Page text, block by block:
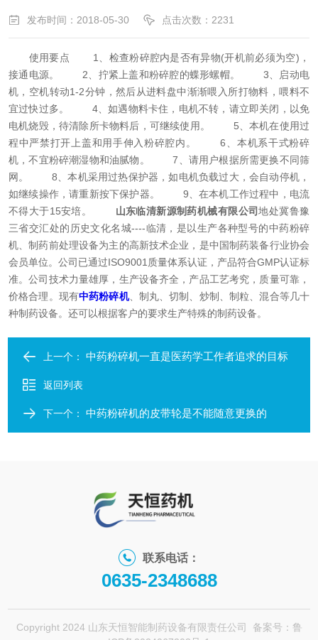
发布时间：2018-05-30 点击次数：2231
使用要点 1、检查粉碎腔内是否有异物(开机前必须为空)，
接通电源。
2、拧紧上盖和粉碎腔的蝶形螺帽。
3、启动电
机，空机转动1-2分钟，然后从进料盘中渐渐喂入所打物料，喂料不
宜过快过多。
4、如遇物料卡住，电机不转，请立即关闭，以免
电机烧毁，待清除所卡物料后，可继续使用。
5、本机在使用过
程中严禁打开上盖和用手伸入粉碎腔内。
6、本机系干式粉碎
机，不宜粉碎潮湿物和油腻物。
7、请用户根据所需更换不同筛
网。
8、本机采用过热保护器，如电机负载过大，会自动停机，
如继续操作，请重新按下保护器。
9、在本机工作过程中，电流
不得大于15安培。
山东临清新源制药机械有限公司地处冀鲁豫
三省交汇处的历史文化名城----临清，是以生产各种型号的中药粉碎
机、制药前处理设备为主的高新技术企业，是中国制药装备行业协会
会员单位。公司已通过ISO9001质量体系认证，产品符合GMP认证标
准。公司技术力量雄厚，生产设备齐全，产品工艺考究，质量可靠，
价格合理。现有中药粉碎机、制丸、切制、炒制、制粒、混合等几十
种制药设备。还可以根据客户的要求生产特殊的制药设备。
上一个：中药粉碎机一直是医药学工作者追求的目标
返回列表
下一个：中药粉碎机的皮带轮是不能随意更换的
联系电话：
0635-2348688
Copyright 2024 山东天恒智能制药设备有限责任公司 备案号：鲁